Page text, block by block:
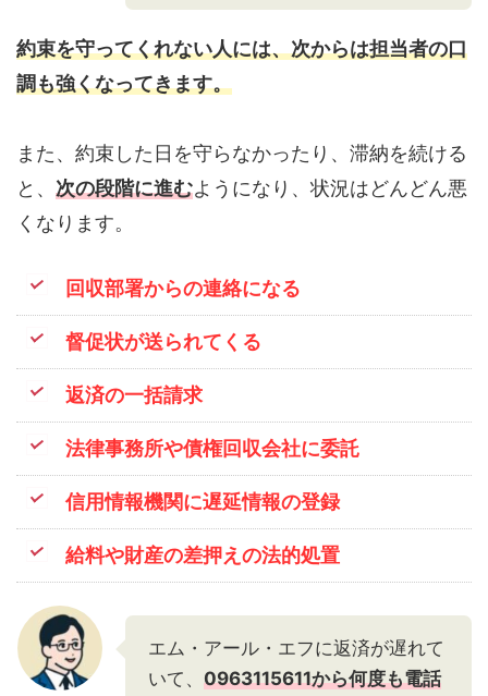
約束を守ってくれない人には、次からは担当者の口
調も強くなってきます。
また、約束した日を守らなかったり、滞納を続ける
と、 次の段階に進むようになり、状況はどんどん悪
くなります。
回収部署からの連絡になる
督促状が送られてくる
返済の一括請求
法律事務所や債権回収会社に委託
信用情報機関に遅延情報の登録
給料や財産の差押えの法的処置
エム・アール・エフに返済が遅れて
いて、 0963115611から何度も電話